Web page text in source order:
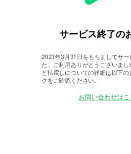
サービス終了の
2023年3月31日をもちましてサー
た。
ご利用ありがとうございま
と払戻しについての詳細は以下
クをご確認ください。
お問い合わせは